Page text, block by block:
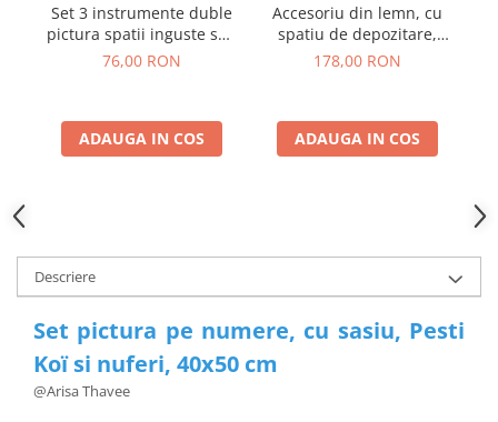
Set 3 instrumente duble
pictura spatii inguste sau
dotting
76,00 RON
ADAUGA IN COS
Accesoriu din lemn, cu
spatiu de depozitare,
pentru picturile pe
178,00 RON
ADAUGA IN COS
Descriere
Set pictura pe numere, cu sasiu, Pesti
Koï si nuferi, 40x50 cm
@Arisa Thavee